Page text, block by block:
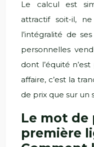
Le calcul est
attractif soit-il,
l’intégralité de
personnelles
dont l’équité
affaire, c’est la
de prix que sur un
Le mot de
première